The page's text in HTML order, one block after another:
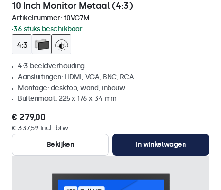
10 Inch Monitor Metaal (4:3)
Artikelnummer: 10VG7M
36 stuks beschikbaar
4:3 beeldverhouding
Aansluitingen: HDMI, VGA, BNC, RCA
Montage: desktop, wand, inbouw
Buitenmaat: 225 x 176 x 34 mm
€ 279,00
€ 337,59 incl. btw
Bekijken
In winkelwagen